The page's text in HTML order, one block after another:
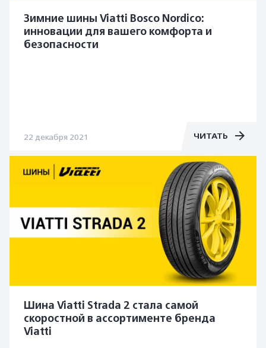
Зимние шины Viatti Bosco Nordico:
инновации для вашего комфорта и
безопасности
22 декабря 2021 ЧИТАТЬ
Шина Viatti Strada 2 стала самой
скоростной в ассортименте бренда
Viatti